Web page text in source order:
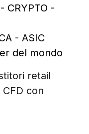
CRYPTO -
- ASIC
del mondo
retail
con